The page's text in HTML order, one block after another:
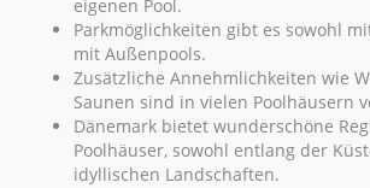
eigenen Pool.
Parkmöglichkeiten gibt es sowohl
mit Außenpools.
Zusätzliche Annehmlichkeiten wie
Saunen sind in vielen Poolhäusern
Dänemark bietet wunderschöne
Poolhäuser, sowohl entlang der
idyllischen Landschaften.